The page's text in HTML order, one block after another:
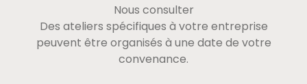
Nous consulter
Des ateliers spécifiques à votre entreprise
peuvent être organisés à une date de votre
convenance.